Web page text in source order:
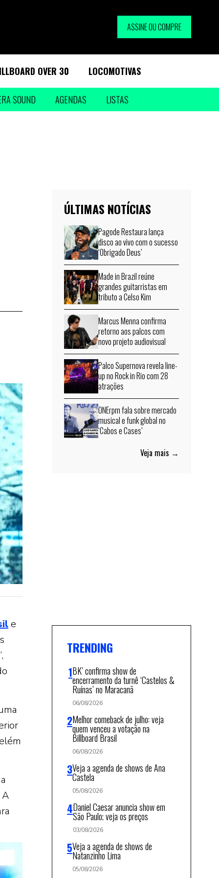
ASSINE OU COMPRE
OVER 30 LOCOMOTIVAS
SOUND AGENDAS LISTAS
e
ÚLTIMAS NOTÍCIAS
Pagode Restaura lança
disco ao vivo com o sucesso
‘Obrigado Deus’
Made in Brazil reúne
grandes guitarristas em
tributo a Celso Kim
Marcus Menna confirma
retorno aos palcos com
novo projeto audiovisual
Palco Supernova revela line-
up no Rock in Rio com 28
atrações
ONErpm fala sobre mercado
musical e funk global no
‘Cabos e Cases’
Veja mais →
TRENDING
BK’ confirma show de
encerramento da turnê ‘Castelos &
Ruínas’ no Maracanã
06/08/2026
Melhor comeback de julho: veja
quem venceu a votação na
Billboard Brasil
06/08/2026
Veja a agenda de shows de Ana
Castela
05/08/2026
Daniel Caesar anuncia show em
São Paulo; veja os preços
03/08/2026
Veja a agenda de shows de
Natanzinho Lima
05/08/2026